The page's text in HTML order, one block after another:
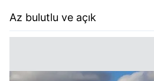
Az bulutlu ve açık